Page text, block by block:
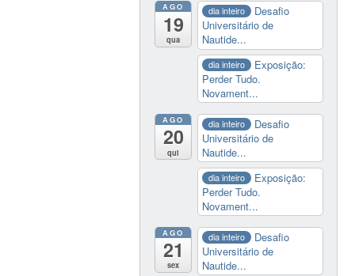
AGO
19
qua
dia inteiro
Desafio
Universitário de
Nautide...
dia inteiro
Exposição:
Perder Tudo.
Novament...
AGO
20
qui
dia inteiro
Desafio
Universitário de
Nautide...
dia inteiro
Exposição:
Perder Tudo.
Novament...
AGO
21
sex
dia inteiro
Desafio
Universitário de
Nautide...